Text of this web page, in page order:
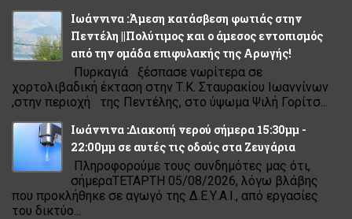
Ιωάννινα :Άμεση κατάσβεση φωτιάς στην
Πεντέλη ||Πολύτιμος και ο άμεσος εντοπισμός
από την ομάδα επιφυλακής της Αρωγής!
Πυρκαγιά ξέσπασε νωρίτερα σε
χορτολιβαδική έκταση στην Τ.Κ. Σταυρακίου Ιωαννίνων
,στην περιοχή της Πεντέλης, στο ύψωμα Ψιλή Γορίτσ...
Ιωάννινα :Διακοπή νερού σήμερα 15:30μμ -
22:00μμ σε αυτές τις οδούς στα Ζευγάρια
Πληροφορούμε τους συνδημότες μας ότι,
σήμεραΤΕΤΑΡΤΗ 05/08/2026, λόγω βλάβης
που προκλήθηκε σε αγωγό της Δ.Ε.Υ.Α.Ι., από εργασίες
του δικτύο...